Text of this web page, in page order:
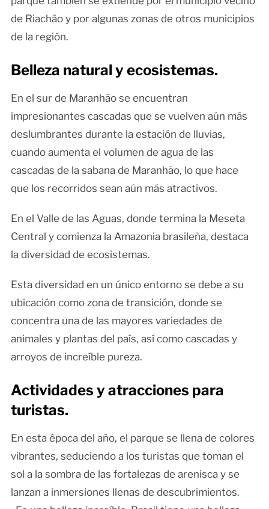
de Riachão y por algunas zonas de otros municipios
de la región.
Belleza natural y ecosistemas.
En el sur de Maranhão se encuentran
impresionantes cascadas que se vuelven aún más
deslumbrantes durante la estación de lluvias,
cuando aumenta el volumen de agua de las
cascadas de la sabana de Maranhão, lo que hace
que los recorridos sean aún más atractivos.
En el Valle de las Aguas, donde termina la Meseta
Central y comienza la Amazonia brasileña, destaca
la diversidad de ecosistemas.
Esta diversidad en un único entorno se debe a su
ubicación como zona de transición, donde se
concentra una de las mayores variedades de
animales y plantas del país, así como cascadas y
arroyos de increíble pureza.
Actividades y atracciones para
turistas.
En esta época del año, el parque se llena de colores
vibrantes, seduciendo a los turistas que toman el
sol a la sombra de las fortalezas de arenisca y se
lanzan a inmersiones llenas de descubrimientos.